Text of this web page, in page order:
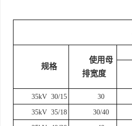
规格
使用母
排宽度
35kV 30/15 30
35kV 35/18 30/40